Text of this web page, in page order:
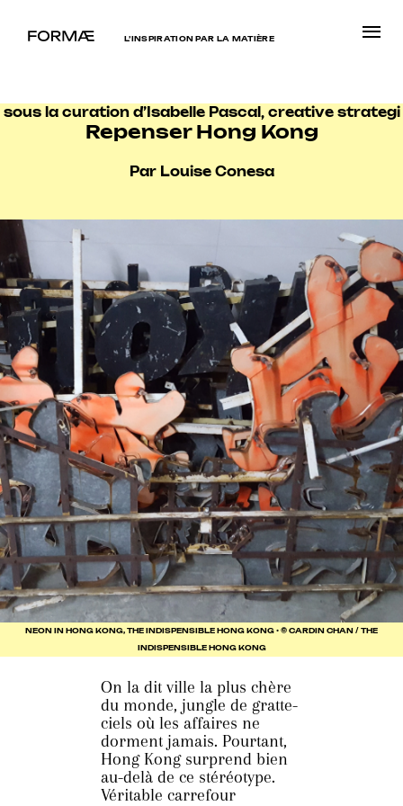
L’INSPIRATION PAR LA MATIÈRE
sous la curation d’Isabelle Pascal, creative strategi
Repenser Hong Kong
Par Louise Conesa
NEON IN HONG KONG, THE INDISPENSIBLE HONG KONG • © CARDIN CHAN / THE
INDISPENSIBLE HONG KONG
On la dit ville la plus chère
du monde, jungle de gratte-
ciels où les affaires ne
dorment jamais. Pourtant,
Hong Kong surprend bien
au-delà de ce stéréotype.
Véritable carrefour